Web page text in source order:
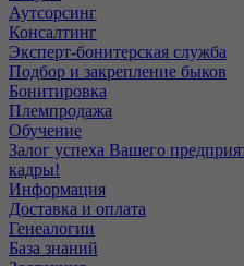
Аутсорсинг
Консалтинг
Эксперт-бонитерская служба
Подбор и закрепление быков
Бонитировка
Племпродажа
Обучение
Залог успеха Вашего
кадры!
Информация
Доставка и оплата
Генеалогии
База знаний